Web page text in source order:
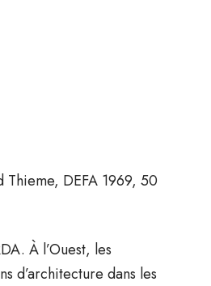
Thieme, DEFA 1969, 50
À l’Ouest, les
d’architecture dans les